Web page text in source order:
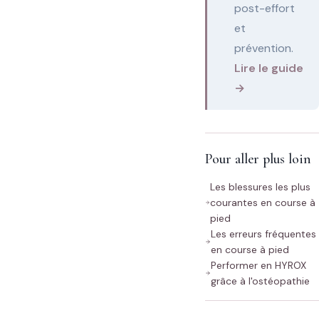
post-effort
et
prévention.
Lire le guide
→
Pour aller plus loin
Les blessures les plus
courantes en course à
pied
Les erreurs fréquentes
en course à pied
Performer en HYROX
grâce à l'ostéopathie